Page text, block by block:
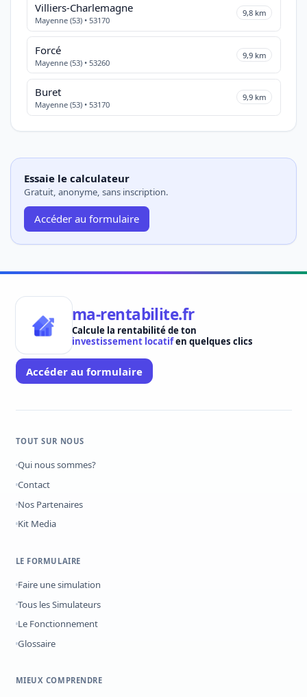
Villiers-Charlemagne
Mayenne (53) • 53170
9,8 km
Forcé
Mayenne (53) • 53260
9,9 km
Buret
Mayenne (53) • 53170
9,9 km
Essaie le calculateur
Gratuit, anonyme, sans inscription.
Accéder au formulaire
ma-rentabilite.fr
Calcule la rentabilité de ton
investissement locatifen quelques clics
Accéder au formulaire
TOUT SUR NOUS
Qui nous sommes?
Contact
Nos Partenaires
Kit Media
LE FORMULAIRE
Faire une simulation
Tous les Simulateurs
Le Fonctionnement
Glossaire
MIEUX COMPRENDRE